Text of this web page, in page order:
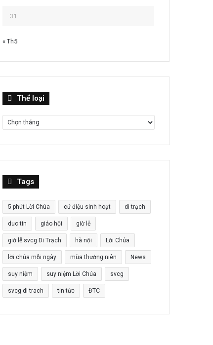
31
« Th5
Thể loại
loại
Tags
5 phút Lời Chúa cử điệu sinh hoạt di trạch
duc tin giáo hội giờ lễ
giờ lễ svcg Di Trạch hà nội Lời Chúa
lời chúa mỗi ngày mùa thường niên News
suy niệm suy niệm Lời Chúa svcg
svcg di trach tin tức ĐTC